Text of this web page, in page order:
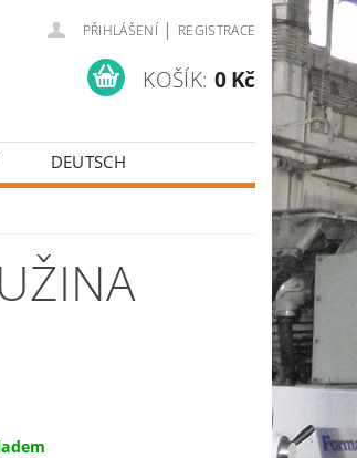
PŘIHLÁŠENÍ | REGISTRACE
KOŠÍK: 0 Kč
DEUTSCH